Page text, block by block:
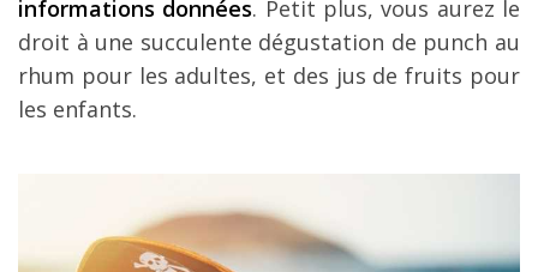
informations données. Petit plus, vous aurez le
droit à une succulente dégustation de punch au
rhum pour les adultes, et des jus de fruits pour
les enfants.